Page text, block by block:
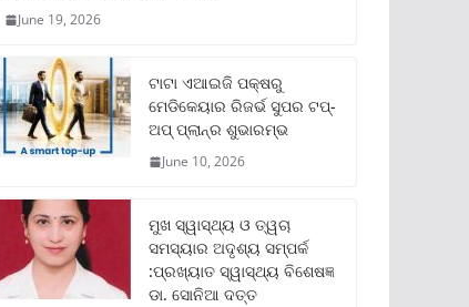
June 19, 2026
ଟାଟା ଏଆଇଜି ପକ୍ଷରୁ
ମେଡିକେୟାର ରିଜର୍ଭ ସୁପର ଟପ୍‌-
ଅପ୍ ପ୍ଲାନ୍‌ର ଶୁଭାରମ୍ଭ
June 10, 2026
ମୁଖ ସ୍ୱାସ୍ଥ୍ୟ ଓ ତ୍ୱଚା
ସମସ୍ୟାର ଅଦୃଶ୍ୟ ସମ୍ପର୍କ
:ପ୍ରଖ୍ୟାତ ସ୍ୱାସ୍ଥ୍ୟ ବିଶେଷଜ୍ଞ
ଡା. ସୋନିଆ ଦତ୍ତ